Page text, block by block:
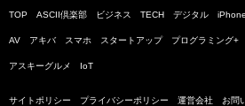
TOP ASCII倶楽部 ビジネス TECH デジタル
AV アキバ スマホ スタートアップ プログラミング+
アスキーグルメ IoT
サイトポリシー プライバシーポリシー 運営会社 お問